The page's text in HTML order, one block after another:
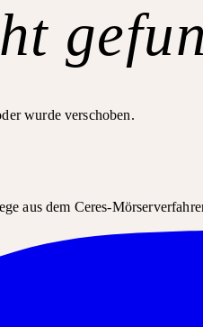
wurde verschoben.
aus dem Ceres-